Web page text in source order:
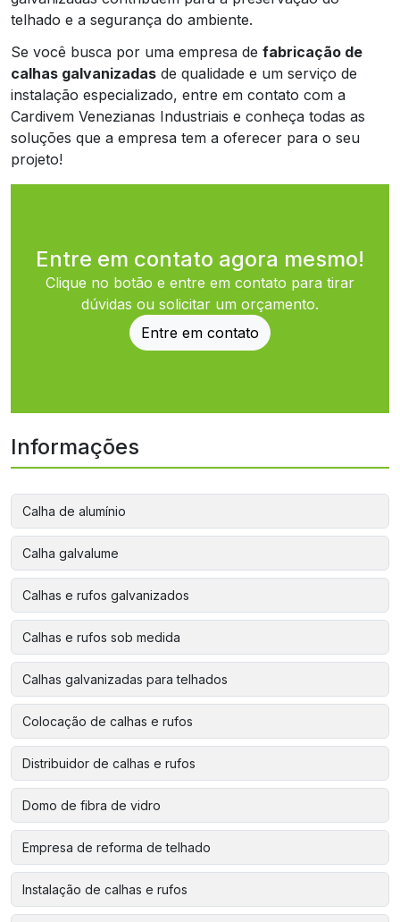
telhado e a segurança do ambiente.
Se você busca por uma empresa de fabricação de
calhas galvanizadas de qualidade e um serviço de
instalação especializado, entre em contato com a
Cardivem Venezianas Industriais e conheça todas as
soluções que a empresa tem a oferecer para o seu
projeto!
Entre em contato agora mesmo!
Clique no botão e entre em contato para tirar
dúvidas ou solicitar um orçamento.
Entre em contato
Informações
Calha de alumínio
Calha galvalume
Calhas e rufos galvanizados
Calhas e rufos sob medida
Calhas galvanizadas para telhados
Colocação de calhas e rufos
Distribuidor de calhas e rufos
Domo de fibra de vidro
Empresa de reforma de telhado
Instalação de calhas e rufos